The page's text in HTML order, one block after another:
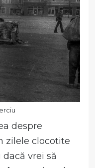
despre
zilele clocotite
dacă vrei să